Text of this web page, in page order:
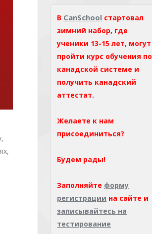
В CanSchool стартовал
зимний набор, где
ученики 13-15 лет, могут
пройти курс обучения по
канадской системе и
получить канадский
аттестат.
Желаете к нам
присоединиться?
Будем рады!
Заполняйте форму
регистрации на сайте и
записывайтесь на
тестирование